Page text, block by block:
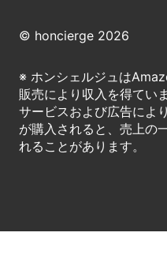
© honcierge 2026
※ ホンシェルジュは
販売により収入を得てい
サービスおよび広告によ
が購入されると、売上の
れることがあります。